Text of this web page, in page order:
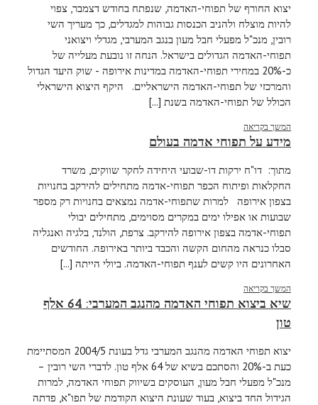
יצוא החורף של תפוחי-האדמה, שנפתח בחודש דצמבר, צפוי
להיות מוצלח ולהניב הכנסות גבוהות למגדלים, כך מעריך השי
רובין, מנכ"ל מפעלי חבל מעון בנגב המערבי, מגדלי ויצואני
תפוחי-האדמה הגדולים בישראל. הנחה זו נובעת מעלייה של
כ-20% במחירי תפוחי-האדמה במדינות אירופה - שוק היעד הגדול
והמרכזי של תפוחי-האדמה הישראליים. היקף היצוא הישראלי
הכולל של תפוחי-האדמה בשנת [...]
המשך בקריאה
מידע על תפוחי אדמה בעולם
מתוך: דו"ח ירקות דו-שבועי היחידה לחקר שווקים, משרד
החקלאות ופיתוח הכפר תפוחי-אדמה מתחילים להירקב בחנויות
בצפון אירופה למרות שתפוחי-אדמה נמצאים בחנויות רק מספר
שבועות או אפילו ימים במקרים מסוימים, מתחילים יבולי
תפוחי-אדמה בצפון אירופה להירקב. צרפת, הולנד, בלגיה ואנגליה
סבלו כנראה מהחום הקשה והכבד ביותר באירופה. החודשים
האחרונים היו קשים לענף תפוחי-האדמה. ביולי הייתה [...]
המשך בקריאה
שיא ביצוא תפוחי האדמה מהנגב המערבי: 64 אלף
טון
יצוא תפוחי האדמה מהנגב המערבי גדל בעונת 2004/5 המסתיימת
כעת ב-20% והסתכם בשיא של 64 אלף טון. לדברי השי רובין –
מנכ"ל מפעלי חבל מעון, העוסקים בשיווק תפוחי האדמה, למרות
הגידול החד ביצוא, בעוד שעונת היצוא הקודמת של תפו"א, פדתה